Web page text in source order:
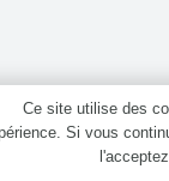
Ce site utilise des
Si vous